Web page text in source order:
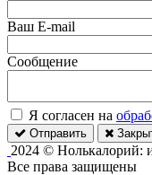
Ваш E-mail
Сообщение
Я согласен на
Отправить
2024 © Нолькалорий:
Все права защищены